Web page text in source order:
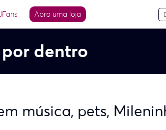
Abra uma loja
dentro
música, pets,